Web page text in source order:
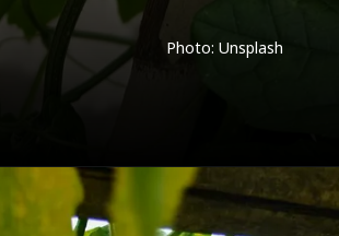
Photo: Unsplash